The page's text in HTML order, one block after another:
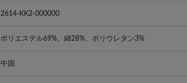
2614-KK2-000000
ポリエステル69%、綿28%、ポリウレタン3%
中国